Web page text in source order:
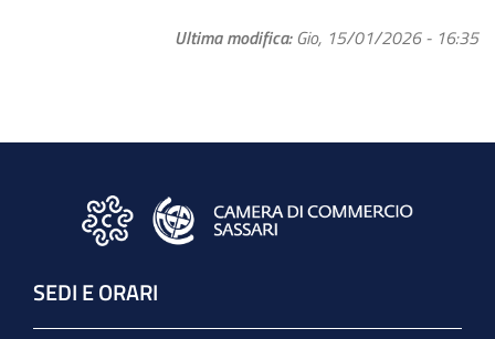
Ultima modifica Gio, 15/01/2026 - 16:35
SEDI E ORARI